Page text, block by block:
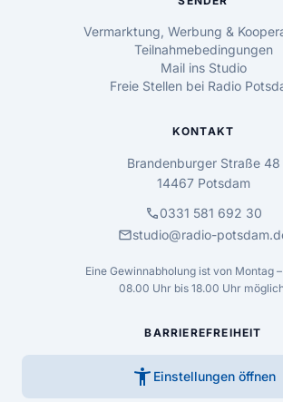
Vermarktung, Werbung &
Teilnahmebedingungen
Mail ins Studio
Freie Stellen bei Radio
KONTAKT
Brandenburger Straße 48
14467 Potsdam
call0331 581 692 30
mailstudio@radio-
Eine Gewinnabholung ist von Montag
08.00 Uhr bis 18.00 Uhr
BARRIEREFREIHEIT
accessibility_new Einstellungen öffnen